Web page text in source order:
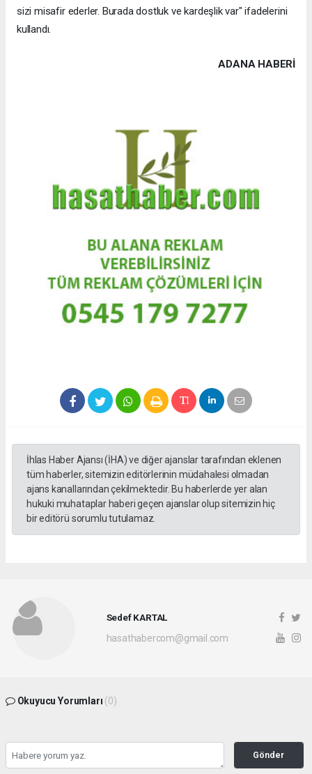
sizi misafir ederler. Burada dostluk ve kardeşlik var" ifadelerini
kullandı.
ADANA HABERİ
İhlas Haber Ajansı (İHA) ve diğer ajanslar tarafından eklenen
tüm haberler, sitemizin editörlerinin müdahalesi olmadan
ajans kanallarından çekilmektedir. Bu haberlerde yer alan
hukuki muhataplar haberi geçen ajanslar olup sitemizin hiç
bir editörü sorumlu tutulamaz.
Sedef KARTAL
hasathabercom@gmail.com
Okuyucu Yorumları (0)
Gönder